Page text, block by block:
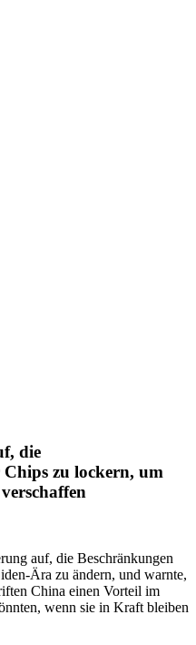
die
zu lockern, um
auf, die Beschränkungen
Ära zu ändern, und warnte,
China einen Vorteil im
wenn sie in Kraft bleiben